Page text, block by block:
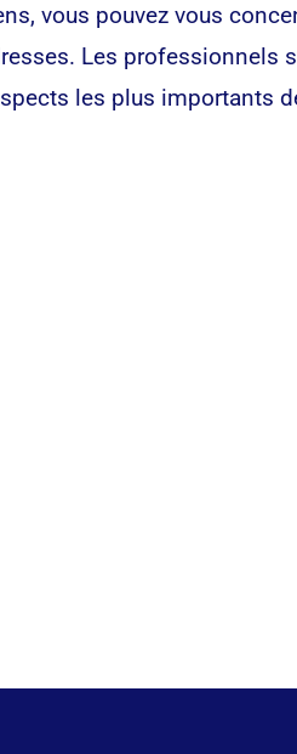
vous pouvez vous
Les professionnels
les plus importants